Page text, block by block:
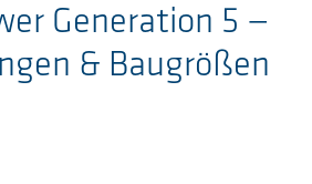
Generation 5 —
& Baugrößen